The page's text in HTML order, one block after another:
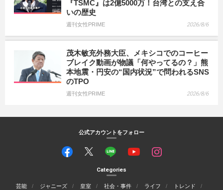
『TSMC』は2億5000万！台湾との支え合
いの歴史
週刊女性PRIME 2026/8/6
茂木敏充外務大臣、メキシコでのコーヒー
ブレイク動画が物議「何やってるの？」熊
本地震・円安の“国内状況”で問われるSNS
のTPO
週刊女性PRIME 2026/8/6
公式アカウントをフォロー
Categories
芸能 ジャニーズ 皇室 社会・事件 ライフ
トレンド